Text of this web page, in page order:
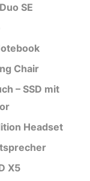
SE
Chair
– SSD mit
Headset
X5